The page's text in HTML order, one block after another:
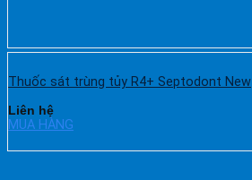
Thuốc sát trùng tủy R4+ Septodont New
Liên hệ
MUA HÀNG